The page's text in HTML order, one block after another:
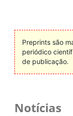
Preprints são
periódico
de publicação.
Notícias